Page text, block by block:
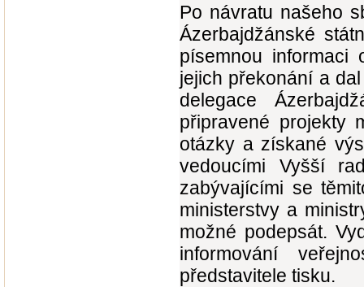
Po návratu našeho
Ázerbajdžánské
písemnou
jejich překonání a
delegace
připravené projekty
otázky a získané
vedoucími Vyšší
zabývajícími se
ministerstvy a
možné podepsát.
informování
představitele tisku.